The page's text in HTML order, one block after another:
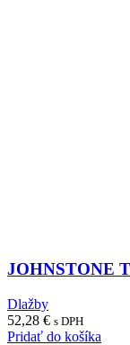
JOHNSTONE
Dlažby
52,28 € s DPH
Pridať do košíka